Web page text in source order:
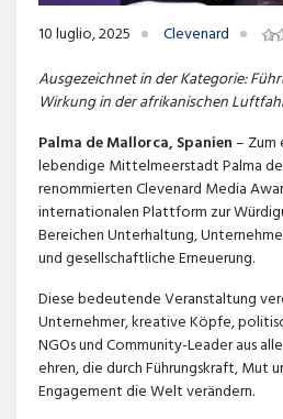
10 luglio, 2025 Clevenard
Ausgezeichnet in der Kategorie:
Wirkung in der afrikanischen
Palma de Mallorca, Spanien– Zum
lebendige Mittelmeerstadt Palma
renommierten Clevenard Media
internationalen Plattform zur
Bereichen Unterhaltung,
und gesellschaftliche Erneuerung.
Diese bedeutende Veranstaltung
Unternehmer, kreative Köpfe,
NGOs und Community-Leader aus
ehren, die durch Führungskraft, Mut
Engagement die Welt verändern.